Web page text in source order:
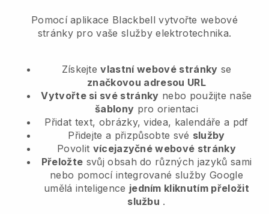
Pomocí aplikace Blackbell vytvořte webové
stránky pro vaše služby elektrotechnika.
Získejtevlastní webové stránky se
značkovou adresou URL
Vytvořte si své stránky nebo použijte naše
šablony pro orientaci
Přidat text, obrázky, videa, kalendáře a pdf
Přidejte a přizpůsobte své služby
Povolit vícejazyčné webové stránky
Přeložte svůj obsah do různých jazyků sami
nebo pomocí integrované služby Google
umělá inteligence jedním kliknutím přeložit
službu .